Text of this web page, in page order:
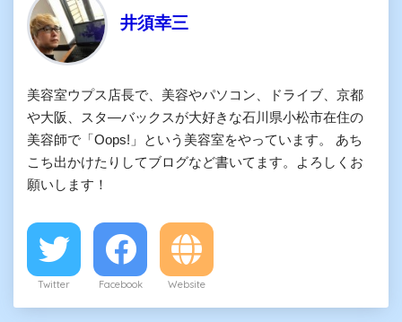
井須幸三
美容室ウプス店長で、美容やパソコン、ドライブ、京都
や大阪、スタ―バックスが大好きな石川県小松市在住の
美容師で「Oops!」という美容室をやっています。 あち
こち出かけたりしてブログなど書いてます。よろしくお
願いします！
Twitter Facebook Website